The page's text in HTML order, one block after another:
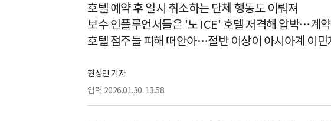
호텔 예약 후 일시 취소하는 단체 행동도 이뤄져
보수 인플루언서들은 '노 ICE' 호텔 저격해 압박…계
호텔 점주들 피해 떠안아…절반 이상이 아시아계 이민
현정민 기자
입력 2026.01.30. 13:58